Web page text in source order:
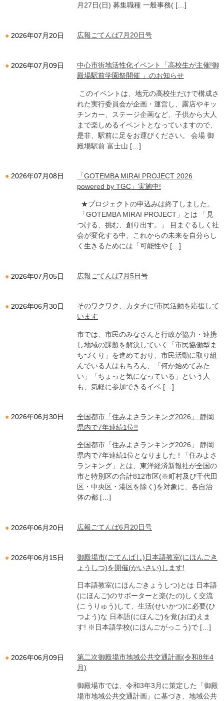
月27日(日) 募集職種 一般事務( […]
2026年07月20日 広報ごてんば7月20日号
2026年07月09日
中心市街地活性化イベント「高校生が主催!御
殿場駅前学園祭開催 」のお知らせ
このイベントは、地元の高校生だけで構成さ
れた実行委員会が企画・運営し、露店やキッ
チンカー、ステージ企画など、子供から大人
まで楽しめるイベントとなっていますので、
是非、駅前に足をお運びください。 会場 御
殿場駅前 富士山 […]
2026年07月08日
「GOTEMBA MIRAI PROJECT 2026
powered by TGC」実施中!
★プロジェクトの申込みは終了しました。
「GOTEMBA MIRAI PROJECT」とは 「見
つける、挑む、創り出す。」 目まぐるしく社
会が変化する中、これからの未来を自分らし
く生きるためには「可能性や […]
2026年07月05日 広報ごてんば7月5日号
2026年06月30日
そのワクワク、カタチに!市民活動を応援して
います
市では、市民のみなさんと行政が協力・連携
し地域の課題を解決していく「市民協働型ま
ちづくり」を進めており、市民活動に取り組
んでいる人はもちろん、「何か始めてみた
い」「ちょっと気になっている」という人
も、気軽に参加できるイベ […]
2026年06月30日
全国都市「住みよさランキング2026」 静岡
県内で7年連続1位!!
全国都市「住みよさランキング2026」 静岡
県内で7年連続1位となりました ! 「住みよさ
ランキング」とは、東洋経済新報社が全国の
市と特別区の合計812市区(※町村及び千代田
区・中央区・港区を除く)を対象に、各自治
体の都 […]
2026年06月20日 広報ごてんば6月20日号
2026年06月15日
御殿場市(ごてんばし)日本語教室(にほんごき
ょうしつ)を開催(かいさい)します!
日本語教室(にほんごきょうしつ)とは 日本語
(にほんご)のサポーターと楽(たの)しく交流
(こうりゅう)して、生活(せいかつ)に必要(ひ
つよう)な 日本語(にほんご)を覚(おぼ)えま
す! ※日本語学校(にほんごがっこう)で […]
2026年06月09日
第二次御殿場市地域公共交通計画(令和8年4
月)
御殿場市では、令和3年3月に策定した「御殿
場市地域公共交通計画」に基づき、地域公共